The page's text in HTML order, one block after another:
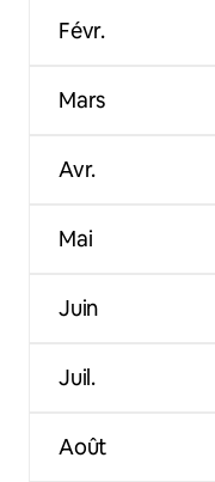
Févr.
Mars
Avr.
Mai
Juin
Juil.
Août